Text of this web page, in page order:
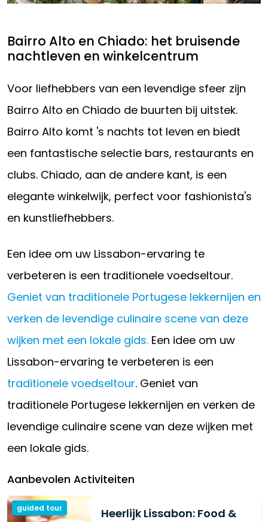
Bairro Alto en Chiado: het bruisende
nachtleven en winkelcentrum
Voor liefhebbers van een levendige sfeer zijn
Bairro Alto en Chiado de buurten bij uitstek.
Bairro Alto komt 's nachts tot leven en biedt
een fantastische selectie bars, restaurants en
clubs. Chiado, aan de andere kant, is een
elegante winkelwijk, perfect voor fashionista's
en kunstliefhebbers.
Een idee om uw Lissabon-ervaring te
verbeteren is een traditionele voedseltour.
Geniet van traditionele Portugese lekkernijen en
verken de levendige culinaire scene van deze
wijken met een lokale gids. Een idee om uw
Lissabon-ervaring te verbeteren is een
traditionele voedseltour. Geniet van
traditionele Portugese lekkernijen en verken de
levendige culinaire scene van deze wijken met
een lokale gids.
Aanbevolen Activiteiten
guided tour
Heerlijk Lissabon: Food &